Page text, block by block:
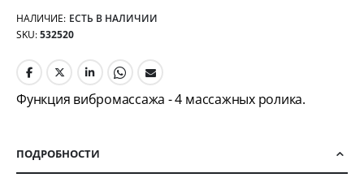
НАЛИЧИЕ: ЕСТЬ В НАЛИЧИИ
SKU 532520
Функция вибромассажа - 4 массажных ролика.
ПОДРОБНОСТИ